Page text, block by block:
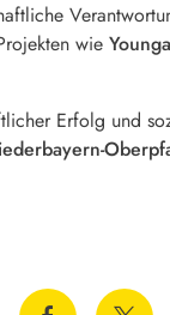
wie
Erfolg und